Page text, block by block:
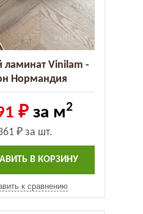
ламинат Vinilam -
Нормандия
₽ за м2
₽за шт.
В КОРЗИНУ
к сравнению